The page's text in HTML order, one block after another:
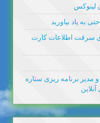
لینوکس
به یاد بیاورید
سرقت اطلاعات کارت
برنامه ریزی ستاره